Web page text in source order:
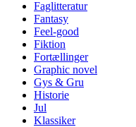
Faglitteratur
Fantasy
Feel-good
Fiktion
Fortællinger
Graphic novel
Gys & Gru
Historie
Jul
Klassiker